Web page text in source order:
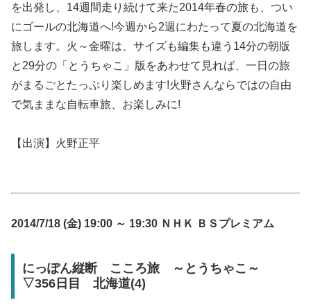
を出発し、14週間走り続けて来た2014年春の旅も、つい
にゴールの北海道へ!今週から2週にわたって夏の北海道を
旅します。火～金曜は、サイズも編集も違う14分の朝版
と29分の「とうちゃこ」版をあわせて見れば、一日の旅
がまるごとたっぷり楽しめます!火野さんならではの自由
で気ままな自転車旅、お楽しみに!
【出演】火野正平
2014/7/18 (金) 19:00 ～ 19:30 ＮＨＫ ＢＳプレミアム
にっぽん縦断 こころ旅 ～とうちゃこ～
▽356日目 北海道(4)